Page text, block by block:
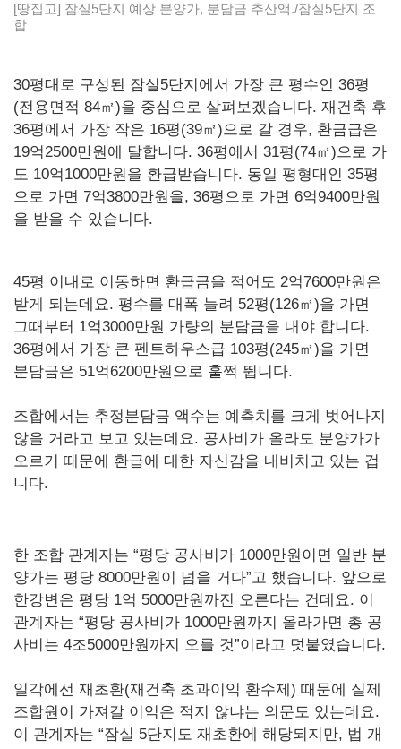
[땅집고] 잠실5단지 예상 분양가, 분담금 추산액./잠실5단지 조
합
30평대로 구성된 잠실5단지에서 가장 큰 평수인 36평
(전용면적 84㎡)을 중심으로 살펴보겠습니다. 재건축 후
36평에서 가장 작은 16평(39㎡)으로 갈 경우, 환금급은
19억2500만원에 달합니다. 36평에서 31평(74㎡)으로 가
도 10억1000만원을 환급받습니다. 동일 평형대인 35평
으로 가면 7억3800만원을, 36평으로 가면 6억9400만원
을 받을 수 있습니다.
45평 이내로 이동하면 환급금을 적어도 2억7600만원은
받게 되는데요. 평수를 대폭 늘려 52평(126㎡)을 가면
그때부터 1억3000만원 가량의 분담금을 내야 합니다.
36평에서 가장 큰 펜트하우스급 103평(245㎡)을 가면
분담금은 51억6200만원으로 훌쩍 뜁니다.
조합에서는 추정분담금 액수는 예측치를 크게 벗어나지
않을 거라고 보고 있는데요. 공사비가 올라도 분양가가
오르기 때문에 환급에 대한 자신감을 내비치고 있는 겁
니다.
한 조합 관계자는 “평당 공사비가 1000만원이면 일반 분
양가는 평당 8000만원이 넘을 거다”고 했습니다. 앞으로
한강변은 평당 1억 5000만원까진 오른다는 건데요. 이
관계자는 “평당 공사비가 1000만원까지 올라가면 총 공
사비는 4조5000만원까지 오를 것”이라고 덧붙였습니다.
일각에선 재초환(재건축 초과이익 환수제) 때문에 실제
조합원이 가져갈 이익은 적지 않냐는 의문도 있는데요.
이 관계자는 “잠실 5단지도 재초환에 해당되지만, 법 개